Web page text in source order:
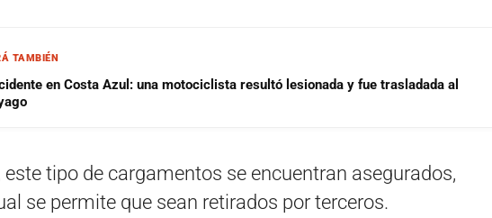
TAMBIÉN
en Costa Azul: una motociclista resultó lesionada y fue trasladada al
este tipo de cargamentos se encuentran asegurados,
se permite que sean retirados por terceros.